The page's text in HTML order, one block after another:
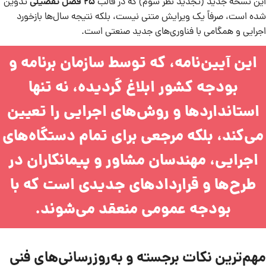
شده است، صرفاً یک ویرایش متنی نیست، بلکه نتیجه سال‌ها بازخورد
اجرایی و همگامی با فناوری‌های جدید صنعتی است.
این آیین‌نامه، که توسط سازمان برنامه و
بودجه کشور ابلاغ گردیده، نه تنها
استانداردها و روش‌های اجرایی را تعیین
می‌کند، بلکه مرجعی برای تمام دستگاه‌های
اجرایی، مهندسان مشاور و پیمانکاران در
طرح‌ها و قراردادهای جدیدی است که با
بودجه عمومی منعقد می‌شوند.
مهم‌ترین نکات برجسته و به‌روزرسانی‌های فنی